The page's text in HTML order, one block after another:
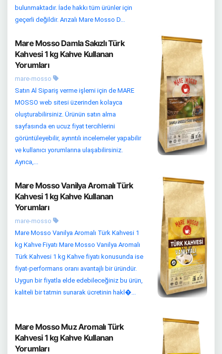
bulunmaktadır. İade hakkı tüm ürünler için
geçerli değildir. Arızalı Mare Mosso D...
Mare Mosso Damla Sakızlı Türk
Kahvesi 1 kg Kahve Kullanan
Yorumları
mare-mosso
Satın Al Sipariş verme işlemi için de MARE
MOSSO web sitesi üzerinden kolayca
oluşturabilirsiniz. Ürünün satın alma
sayfasında en ucuz fiyat tercihlerini
görüntüleyebilir, ayrıntılı incelemeler yapabilir
ve kullanıcı yorumlarına ulaşabilirsiniz.
Ayrıca,...
Mare Mosso Vanilya Aromalı Türk
Kahvesi 1 kg Kahve Kullanan
Yorumları
mare-mosso
Mare Mosso Vanilya Aromalı Türk Kahvesi 1
kg Kahve Fiyatı Mare Mosso Vanilya Aromalı
Türk Kahvesi 1 kg Kahve fiyatı konusunda ise
fiyat-performans oranı avantajlı bir üründür.
Uygun bir fiyatla elde edebileceğiniz bu ürün,
kaliteli bir tatmin sunarak ücretinin hakl�...
Mare Mosso Muz Aromalı Türk
Kahvesi 1 kg Kahve Kullanan
Yorumları